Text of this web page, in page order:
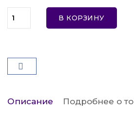
В КОРЗИНУ
Описание Подробнее о